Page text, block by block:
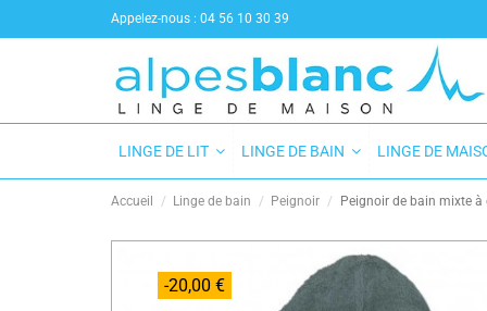
Appelez-nous : 04 56 10 30 39
LINGE DE LIT LINGE DE BAIN LINGE DE
Accueil Linge de bain Peignoir Peignoir de bain mixte
-20,00 €